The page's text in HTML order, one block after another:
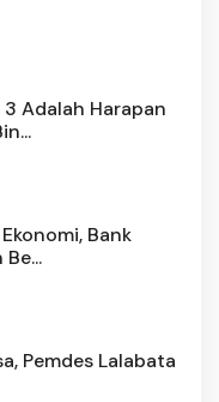
Adalah Harapan
Bank
Pemdes Lalabata